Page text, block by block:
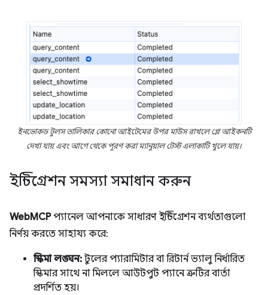
ইনভোকড টুলস তালিকার কোনো আইটেমের উপর মাউস রাখলে প্লে আইকনটি
দেখা যায় এবং আগে থেকে পূরণ করা ম্যানুয়াল টেস্ট এলাকাটি খুলে যায়।
ইন্টিগ্রেশন সমস্যা সমাধান করুন
WebMCPপ্যানেল আপনাকে সাধারণ ইন্টিগ্রেশন ব্যর্থতাগুলো
নির্ণয় করতে সাহায্য করে:
স্কিমা লঙ্ঘন: টুলের প্যারামিটার বা রিটার্ন ভ্যালু নির্ধারিত
স্কিমার সাথে না মিললে আউটপুট প্যানে ত্রুটির বার্তা
প্রদর্শিত হয়।